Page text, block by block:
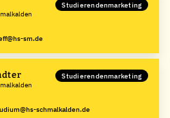
Studierendenmarketing
sm.de
Studierendenmarketing
schmalkalden.de